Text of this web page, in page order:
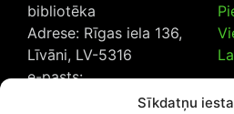
Sīkdatņu
bibliotēka
Adrese: Rīgas iela 136,
Līvāni, LV-5316
e-pasts: